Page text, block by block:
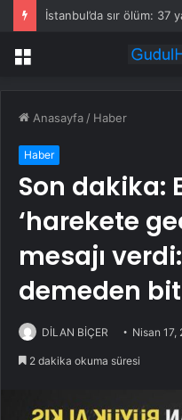
Menü
Anasayfa / Haber
Haber
Son dakika:
‘harekete
mesajı
demeden
DİLAN BİÇER Nisan 17,
2 dakika okuma süresi